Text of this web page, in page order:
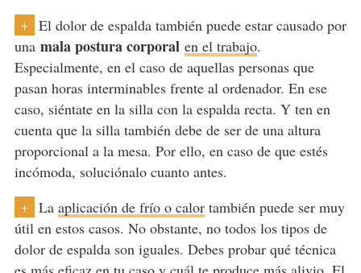
+
El dolor de espalda también puede estar causado por
una mala postura corporal en el trabajo.
Especialmente, en el caso de aquellas personas que
pasan horas interminables frente al ordenador. En ese
caso, siéntate en la silla con la espalda recta. Y ten en
cuenta que la silla también debe de ser de una altura
proporcional a la mesa. Por ello, en caso de que estés
incómoda, soluciónalo cuanto antes.
+ La aplicación de frío o calortambién puede ser muy
útil en estos casos. No obstante, no todos los tipos de
dolor de espalda son iguales. Debes probar qué técnica